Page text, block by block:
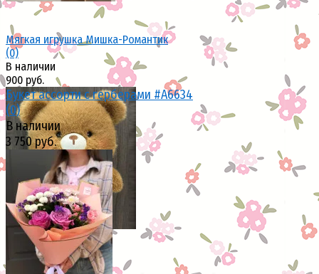
избранное сравнить
Мягкая игрушка Мишка-Романтик
(0)
В наличии
900 руб.
избранное сравнить
Букет ассорти с герберами #A6634
(0)
В наличии
3 750 руб.